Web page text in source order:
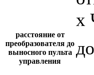
х
расстояние от
преобразователя до
выносного пульта
управления